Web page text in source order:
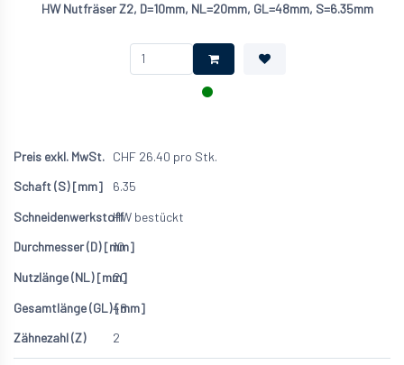
HW Nutfräser Z2, D=10mm, NL=20mm, GL=48mm, S=6.35mm
CHF 26.40 pro Stk.
6.35
HW bestückt
10
20
48
2